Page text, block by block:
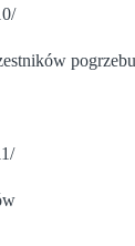
pogrzebu